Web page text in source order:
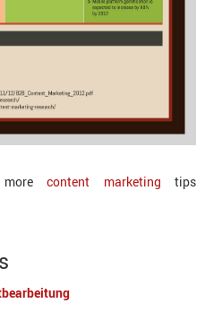
morecontent marketing tips